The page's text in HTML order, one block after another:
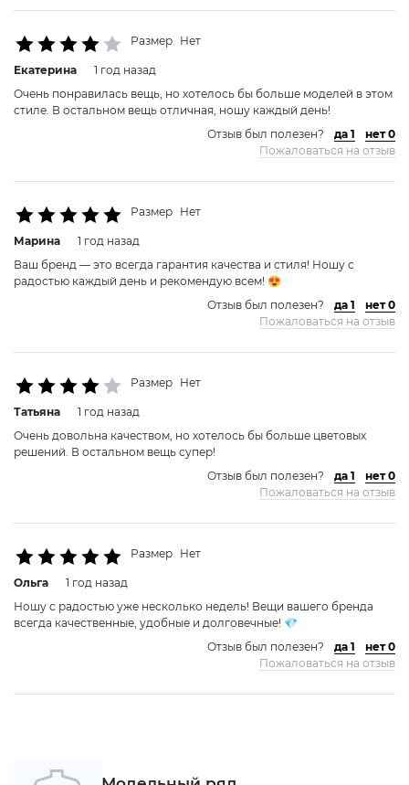
Размер Нет
Екатерина
1 год назад
Очень понравилась вещь, но хотелось бы больше моделей в этом
стиле. В остальном вещь отличная, ношу каждый день!
Отзыв был полезен?
да 1
нет 0
Пожаловаться на отзыв
Размер Нет
Марина
1 год назад
Ваш бренд — это всегда гарантия качества и стиля! Ношу с
радостью каждый день и рекомендую всем! 😍
Отзыв был полезен?
да 1
нет 0
Пожаловаться на отзыв
Размер Нет
Татьяна
1 год назад
Очень довольна качеством, но хотелось бы больше цветовых
решений. В остальном вещь супер!
Отзыв был полезен?
да 1
нет 0
Пожаловаться на отзыв
Размер Нет
Ольга
1 год назад
Ношу с радостью уже несколько недель! Вещи вашего бренда
всегда качественные, удобные и долговечные! 💎
Отзыв был полезен?
да 1
нет 0
Пожаловаться на отзыв